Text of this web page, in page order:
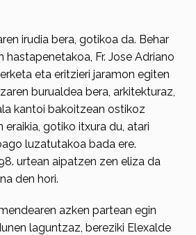
irudia bera, gotikoa da. Behar
has­tapenetakoa, Fr. Jose Adriano
eta eritzieri jaramon egiten
burualdea bera, arkitekturaz,
kantoi bakoitzean ostikoz
gotiko itxura du, atari
luzatutakoa bada ere.
urtean aipatzen zen eliza da
den hori.
azken partean egin
laguntzaz, bereziki Elexalde